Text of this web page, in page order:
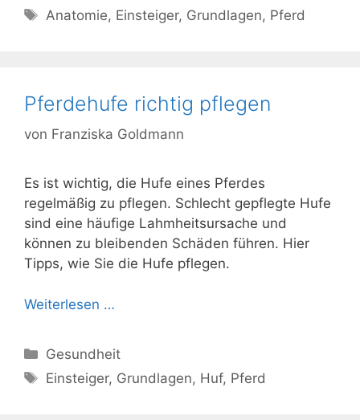
Schlagwörter
Anatomie, Einsteiger, Grundlagen, Pferd
Pferdehufe richtig pflegen
von Franziska Goldmann
Es ist wichtig, die Hufe eines Pferdes
regelmäßig zu pflegen. Schlecht gepflegte Hufe
sind eine häufige Lahmheitsursache und
können zu bleibenden Schäden führen. Hier
Tipps, wie Sie die Hufe pflegen.
Weiterlesen …
Kategorien
Gesundheit
Schlagwörter
Einsteiger, Grundlagen, Huf, Pferd